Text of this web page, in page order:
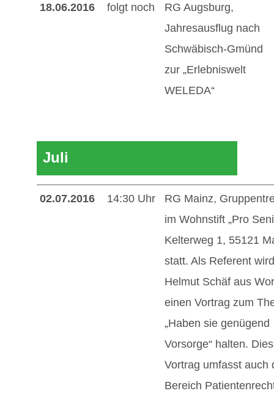
18.06.2016 folgt noch
RG Augsburg,
Jahresausflug nach
Schwäbisch-Gmünd
zur „Erlebniswelt
WELEDA“
Juli
02.07.2016 14:30 Uhr
RG Mainz,
im Wohnstift „Pro
Kelterweg 1, 55121
statt. Als Referent
Helmut Schäf aus
einen Vortrag zum
„Haben sie genügend
Vorsorge“ halten.
Vortrag umfasst auch
Bereich